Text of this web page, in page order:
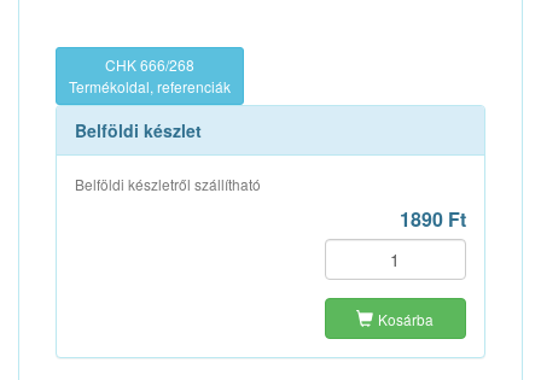
CHK 666/268
Termékoldal, referenciák
Belföldi készlet
Belföldi készletről szállítható
1890 Ft
Kosárba